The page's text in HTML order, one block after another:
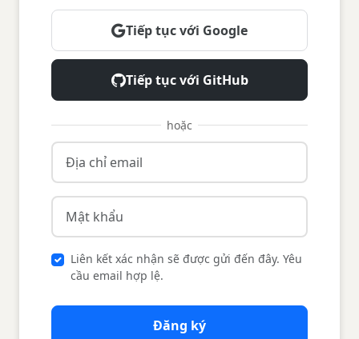
Tiếp tục với Google
Tiếp tục với GitHub
hoặc
Liên kết xác nhận sẽ được gửi đến đây. Yêu
cầu email hợp lệ.
Đăng ký